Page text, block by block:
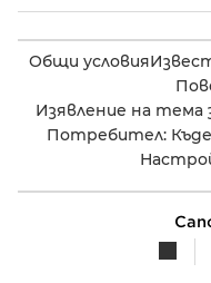
Общи условия
Изявление на тема
Потребител: Къде